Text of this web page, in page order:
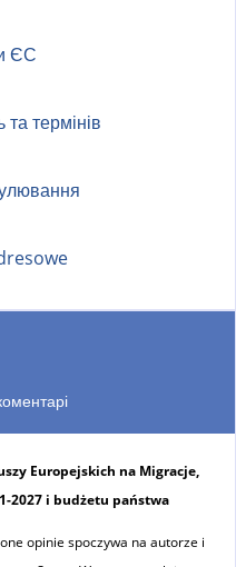
ЄС
термінів
Europejskich na Migracje,
2027 i budżetu państwa
opinie spoczywa na autorze i